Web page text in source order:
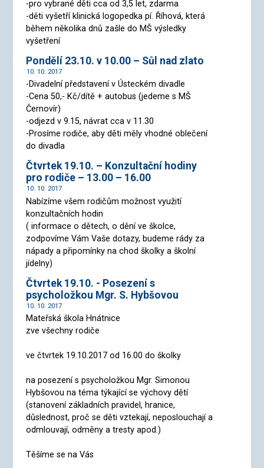
-pro vybrané děti cca od 3,5 let, zdarma
-děti vyšetří klinická logopedka pí. Říhová, která
během několika dnů zašle do MŠ výsledky
vyšetření
Pondělí 23.10. v 10.00 – Sůl nad zlato
10. 10. 2017
-Divadelní představení v Ústeckém divadle
-Cena 50,- Kč/dítě + autobus (jedeme s MŠ
Černovír)
-odjezd v 9.15, návrat cca v 11.30
-Prosíme rodiče, aby děti měly vhodné oblečení
do divadla
Čtvrtek 19.10. – Konzultační hodiny
pro rodiče – 13.00 – 16.00
10. 10. 2017
Nabízíme všem rodičům možnost využití
konzultačních hodin
( informace o dětech, o dění ve školce,
zodpovíme Vám Vaše dotazy, budeme rády za
nápady a připomínky na chod školky a školní
jídelny)
Čtvrtek 19.10. - Posezení s
psycholožkou Mgr. S. Hybšovou
10. 10. 2017
Mateřská škola Hnátnice
zve všechny rodiče
ve čtvrtek 19.10.2017 od 16.00 do školky
na posezení s psycholožkou Mgr. Simonou
Hybšovou na téma týkající se výchovy dětí
(stanovení základních pravidel, hranice,
důslednost, proč se děti vztekají, neposlouchají a
odmlouvají, odměny a tresty apod.)
Těšíme se na Vás